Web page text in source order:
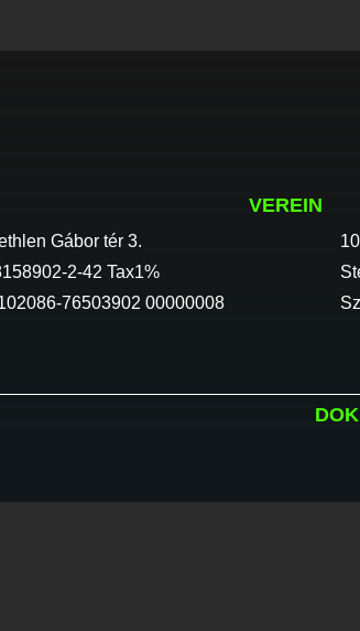
VEREIN
Gábor tér 3.
2-42 Tax1%
76503902 00000008